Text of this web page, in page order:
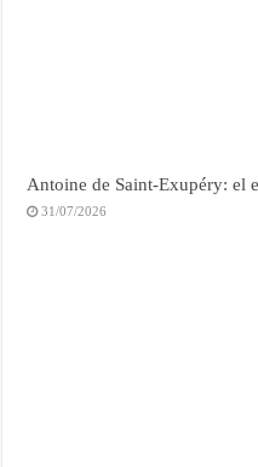
Antoine de Saint-Exupéry: el
31/07/2026